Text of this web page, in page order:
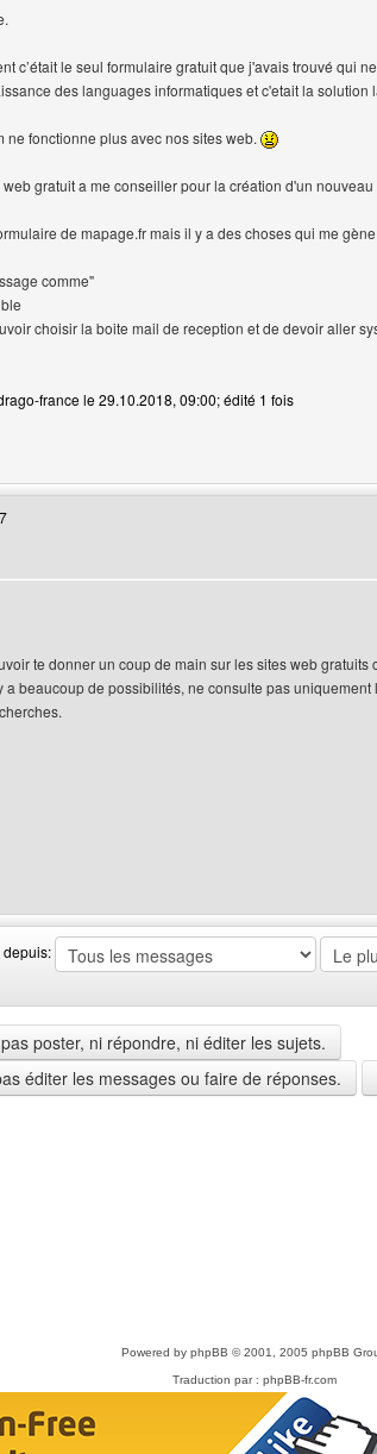
c’était le seul formulaire gratuit que j'avais trouvé qui
des languages informatiques et c'etait la solution
ne fonctionne plus avec nos sites web.
gratuit a me conseiller pour la création d'un
de mapage.fr mais il y a des choses qui me
comme"
choisir la boite mail de reception et de devoir aller
france le 29.10.2018, 09:00; édité 1 fois
de l'utilisateur: drago-france
te donner un coup de main sur les sites web
a beaucoup de possibilités, ne consulte pas
de l'utilisateur: ghalbenix
depuis:
poster, ni répondre, ni éditer les sujets.
éditer les messages ou faire de réponses.
Powered by phpBB © 2001, 2005 phpBB
Traduction par : phpBB-fr.com